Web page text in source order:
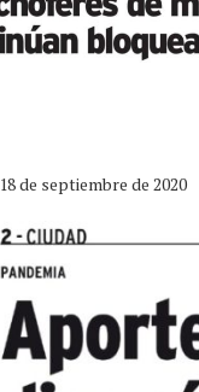
18 de septiembre de 2020